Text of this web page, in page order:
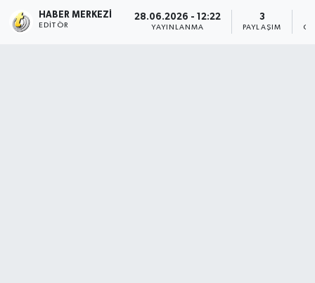
HABER MERKEZI
EDITÖR
28.06.2026 - 12:22
YAYINLANMA
3
PAYLAŞIM